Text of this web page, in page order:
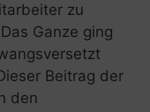
zu
Ganze ging
Beitrag der
den